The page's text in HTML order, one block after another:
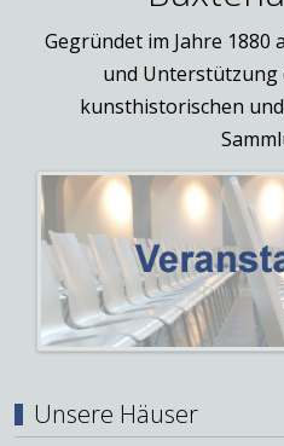
Gegründet im Jahre 1880
und Unterstützung
kunsthistorischen
Unsere Häuser